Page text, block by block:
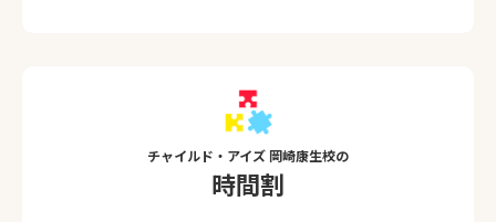
チャイルド・アイズ 岡崎康生校の
時間割